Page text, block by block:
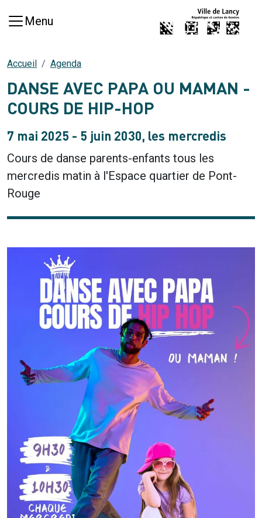
Menu
Accueil Agenda
DANSE AVEC PAPA OU MAMAN -
COURS DE HIP-HOP
7 mai 2025 - 5 juin 2030, les mercredis
Cours de danse parents-enfants tous les
mercredis matin à l'Espace quartier de Pont-
Rouge